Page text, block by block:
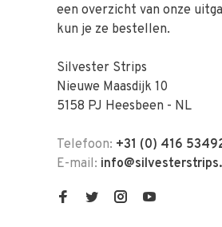
een overzicht van onze
kun je ze bestellen.
Silvester Strips
Nieuwe Maasdijk 10
5158 PJ Heesbeen - NL
Telefoon: +31 (0) 416
E-mail: